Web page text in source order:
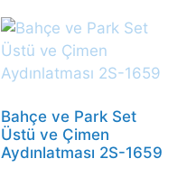
Bahçe ve Park Set
Üstü ve Çimen
Aydınlatması 2S-1659